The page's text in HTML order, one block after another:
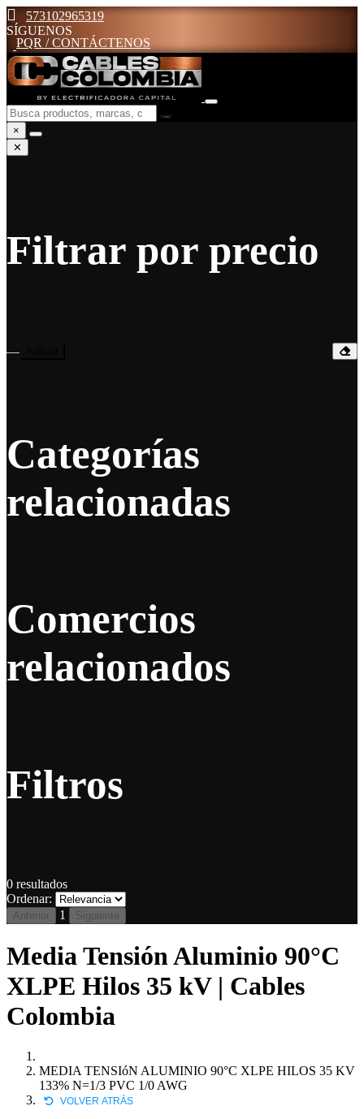
573102965319
SÍGUENOS
PQR / CONTÁCTENOS
×
✕
Filtrar por precio
—
Categorías
relacionadas
Comercios
relacionados
Filtros
0 resultados
Ordenar:
Anterior 1 Siguiente
Media Tensión Aluminio 90°C
XLPE Hilos 35 kV | Cables
Colombia
MEDIA TENSIóN ALUMINIO 90°C XLPE HILOS 35 KV
133% N=1/3 PVC 1/0 AWG
VOLVER ATRÁS